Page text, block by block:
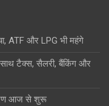
ATF और LPG भी महंगे
साथ टैक्स, सैलरी, बैंकिंग और
आज से शुरू